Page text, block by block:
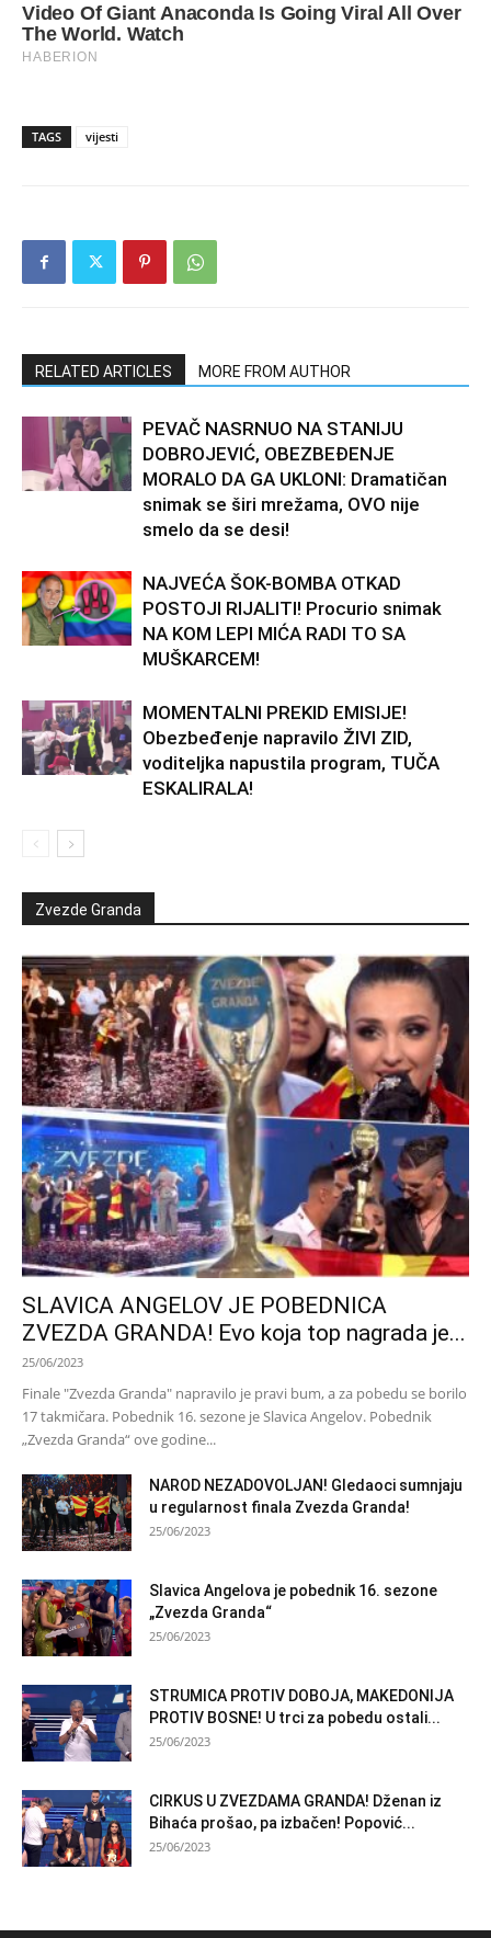
TAGS vijesti
RELATED ARTICLES MORE FROM AUTHOR
PEVAČ NASRNUO NA STANIJU
DOBROJEVIĆ, OBEZBEĐENJE
MORALO DA GA UKLONI: Dramatičan
snimak se širi mrežama, OVO nije
smelo da se desi!
NAJVEĆA ŠOK-BOMBA OTKAD
POSTOJI RIJALITI! Procurio snimak
NA KOM LEPI MIĆA RADI TO SA
MUŠKARCEM!
MOMENTALNI PREKID EMISIJE!
Obezbeđenje napravilo ŽIVI ZID,
voditeljka napustila program, TUČA
ESKALIRALA!
Zvezde Granda
SLAVICA ANGELOV JE POBEDNICA
ZVEZDA GRANDA! Evo koja top nagrada je...
25/06/2023
Finale "Zvezda Granda" napravilo je pravi bum, a za pobedu se borilo
17 takmičara. Pobednik 16. sezone je Slavica Angelov. Pobednik
„Zvezda Granda“ ove godine...
NAROD NEZADOVOLJAN! Gledaoci sumnjaju
u regularnost finala Zvezda Granda!
25/06/2023
Slavica Angelova je pobednik 16. sezone
„Zvezda Granda“
25/06/2023
STRUMICA PROTIV DOBOJA, MAKEDONIJA
PROTIV BOSNE! U trci za pobedu ostali...
25/06/2023
CIRKUS U ZVEZDAMA GRANDA! Dženan iz
Bihaća prošao, pa izbačen! Popović...
25/06/2023